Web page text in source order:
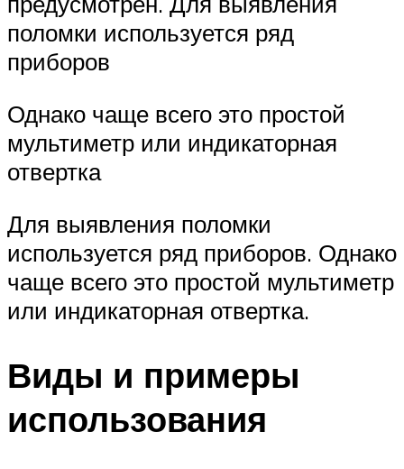
поломки используется ряд
приборов
Однако чаще всего это простой
мультиметр или индикаторная
отвертка
Для выявления поломки
используется ряд приборов. Однако
чаще всего это простой мультиметр
или индикаторная отвертка.
Виды и примеры
использования